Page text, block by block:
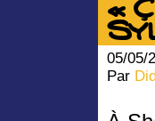
«
05/05/
Par